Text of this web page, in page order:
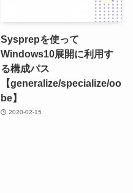
Sysprepを使って
Windows10展開に利用す
る構成パス
【generalize/specialize/oo
be】
2020-02-15